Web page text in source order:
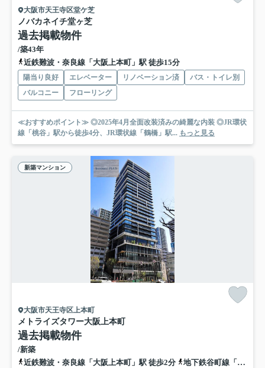
大阪市天王寺区堂ケ芝
ノバカネイチ堂ヶ芝
過去掲載物件
/築43年
近鉄難波・奈良線「大阪上本町」駅 徒歩15分
陽当り良好 エレベーター リノベーション済
バス・トイレ別
バルコニー
フローリング
≪おすすめポイント≫ ◎2025年4月全面改装済みの綺麗な内装 ◎JR環状
線「桃谷」駅から徒歩4分、JR環状線「鶴橋」駅... もっと見る
新築マンション
大阪市天王寺区上本町
メトライズタワー大阪上本町
過去掲載物件
/新築
近鉄難波・奈良線「大阪上本町」駅 徒歩2分
地下鉄谷町線「谷町九丁目」駅 徒歩3分